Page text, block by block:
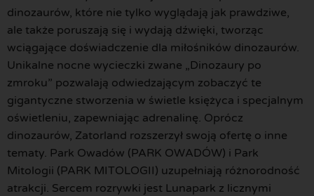
dinozaurów, które nie tylko wyglądają jak prawdziwe,
ale także poruszają się i wydają dźwięki, tworząc
wciągające doświadczenie dla miłośników dinozaurów.
Unikalne nocne wycieczki zwane „Dinozaury po
zmroku” pozwalają odwiedzającym zobaczyć te
gigantyczne stworzenia w świetle księżyca i specjalnym
oświetleniu, zapewniając adrenalinę. Oprócz
dinozaurów, Zatorland rozszerzył swoją ofertę o inne
tematy. Park Owadów (PARK OWADÓW) i Park
Mitologii (PARK MITOLOGII) uzupełniają różnorodność
atrakcji. Sercem rozrywki jest Lunapark z licznymi